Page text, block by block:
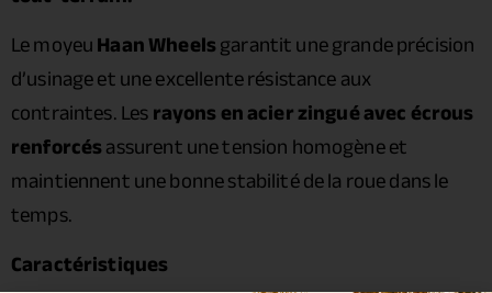
Le moyeuHaan Wheelsgarantit une grande précision
d’usinage et une excellente résistance aux
contraintes. Lesrayons en acier zingué avec écrous
renforcésassurent une tension homogène et
maintiennent une bonne stabilité de la roue dans le
temps.
Caractéristiques